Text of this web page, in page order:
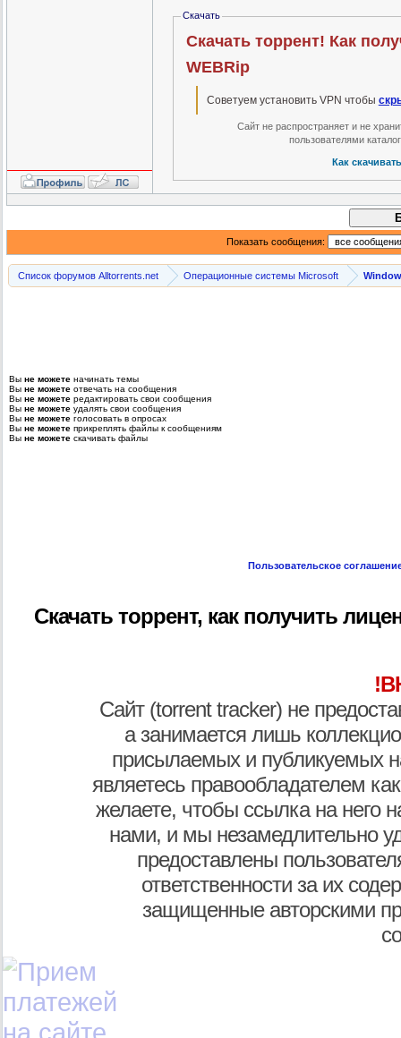
Скачать
Скачать торрент! Как
WEBRip
Советуем установить VPN чтобы
Сайт не распространяет и не
пользователями
Как
Показать сообщения:
Список форумов Alltorrents.net Операционные системы Microsoft
Вы не можете начинать темы
Вы не можете отвечать на сообщения
Вы не можете редактировать свои сообщения
Вы не можете удалять свои сообщения
Вы не можете голосовать в опросах
Вы не можете прикреплять файлы к сообщениям
Вы не можете скачивать файлы
Пользовательское
Скачать торрент, как получить
Сайт (torrent tracker) не
а занимается лишь
присылаемых и публикуемых
являетесь правообладателем
желаете, чтобы ссылка на него
нами, и мы незамедлительно
предоставлены
ответственности за их
защищенные авторскими